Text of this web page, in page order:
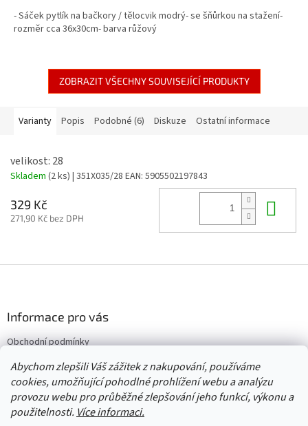
Abychom zlepšili Váš zážitek z nakupování, používáme
cookies, umožňující pohodlné prohlížení webu a analýzu
provozu webu pro průběžné zlepšování jeho funkcí, výkonu a
použitelnosti. Více informaci.
- Sáček pytlík na bačkory / tělocvik modrý- se šňůrkou na stažení-
rozměr cca 36x30cm- barva růžový
ZOBRAZIT VŠECHNY SOUVISEJÍCÍ PRODUKTY
Varianty Popis Podobné (6) Diskuze Ostatní informace
velikost: 28
Skladem (2 ks) | 351X035/28 EAN: 5905502197843
329 Kč
271,90 Kč bez DPH
í
Informace pro vás
Obchodní podmínky
Vrácení/výměna/reklamace
Velkoobchod